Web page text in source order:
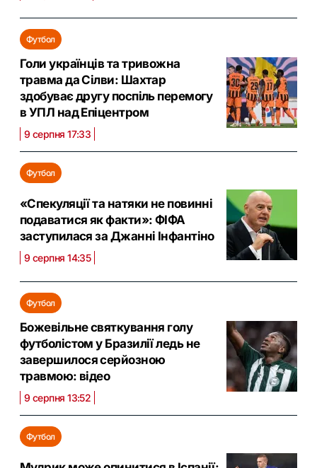
Футбол
Голи українців та тривожна
травма да Сілви: Шахтар
здобуває другу поспіль перемогу
в УПЛ над Епіцентром
9 серпня 17:33
Футбол
«Спекуляції та натяки не повинні
подаватися як факти»: ФІФА
заступилася за Джанні Інфантіно
9 серпня 14:35
Футбол
Божевільне святкування голу
футболістом у Бразилії ледь не
завершилося серйозною
травмою: відео
9 серпня 13:52
Футбол